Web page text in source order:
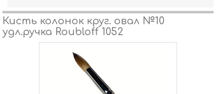
Кисть колонок круг. овал №10
удл.ручка Roubloff 1052